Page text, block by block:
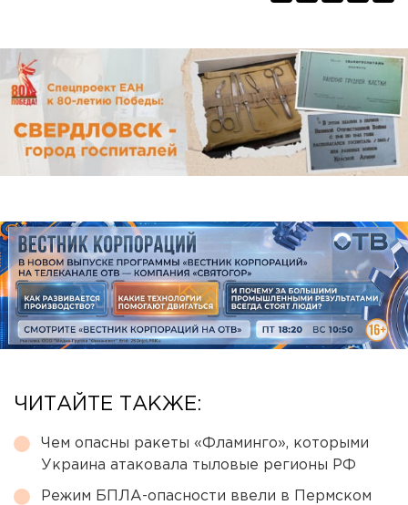
ЧИТАЙТЕ ТАКЖЕ:
Чем опасны ракеты «Фламинго», которыми
Украина атаковала тыловые регионы РФ
Режим БПЛА-опасности ввели в Пермском